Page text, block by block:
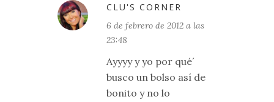
CLU'S CORNER
6 de febrero de 2012 a las
23:48
Ayyyy y yo por qué´
busco un bolso así de
bonito y no lo